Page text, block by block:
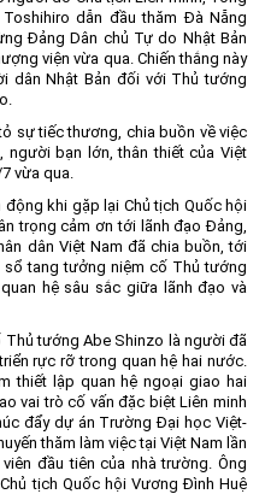
dẫn đầu thăm Đà Nẵng
Đảng Dân chủ Tự do Nhật Bản
viện vừa qua. Chiến thắng này
dân Nhật Bản đối với Thủ tướng
sự tiếc thương, chia buồn về việc
người bạn lớn, thân thiết của Việt
vừa qua.
khi gặp lại Chủ tịch Quốc hội
trọng cảm ơn tới lãnh đạo Đảng,
dân Việt Nam đã chia buồn, tới
tang tưởng niệm cố Thủ tướng
hệ sâu sắc giữa lãnh đạo và
Thủ tướng Abe Shinzo là người đã
rực rỡ trong quan hệ hai nước.
thiết lập quan hệ ngoại giao hai
vai trò cố vấn đặc biệt Liên minh
đẩy dự án Trường Đại học Việt-
thăm làm việc tại Việt Nam lần
đầu tiên của nhà trường. Ông
tịch Quốc hội Vương Đình Huệ